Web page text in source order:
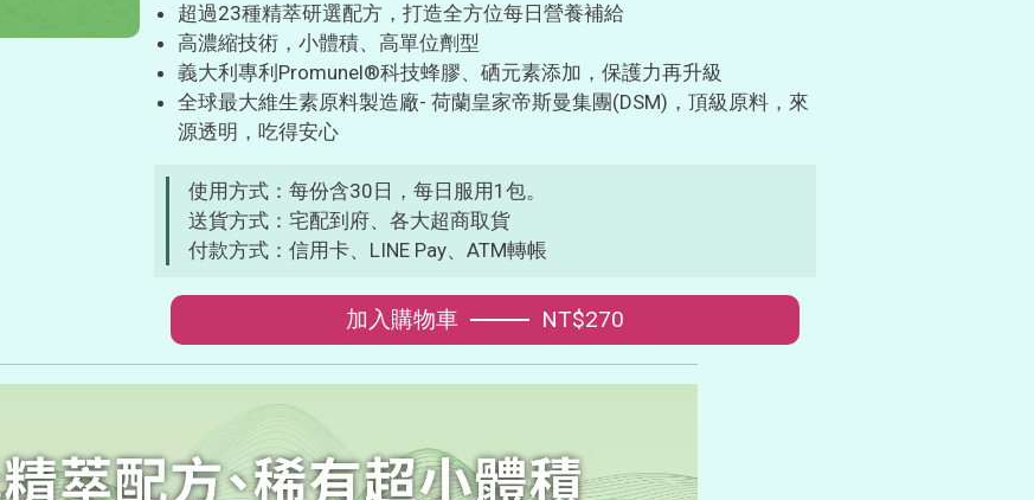
超過23種精萃研選配方，打造全方位每日營養補給
高濃縮技術，小體積、高單位劑型
義大利專利Promunel®科技蜂膠、硒元素添加，保護力再升級
全球最大維生素原料製造廠- 荷蘭皇家帝斯曼集團(DSM)，頂級原料，來
源透明，吃得安心
使用方式：每份含30日，每日服用1包。
送貨方式：宅配到府、各大超商取貨
付款方式：信用卡、LINE Pay、ATM轉帳
加入購物車 NT$270